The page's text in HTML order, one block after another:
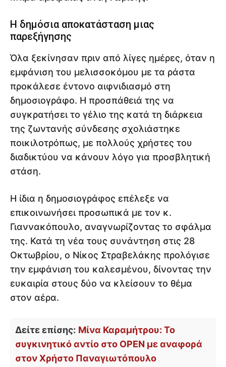
Η δημόσια αποκατάσταση μιας
παρεξήγησης
Όλα ξεκίνησαν πριν από λίγες ημέρες, όταν η
εμφάνιση του μελισσοκόμου με τα ράστα
προκάλεσε έντονο αιφνιδιασμό στη
δημοσιογράφο. Η προσπάθειά της να
συγκρατήσει το γέλιο της κατά τη διάρκεια
της ζωντανής σύνδεσης σχολιάστηκε
ποικιλοτρόπως, με πολλούς χρήστες του
διαδικτύου να κάνουν λόγο για προσβλητική
στάση.
Η ίδια η δημοσιογράφος επέλεξε να
επικοινωνήσει προσωπικά με τον κ.
Γιαννακόπουλο, αναγνωρίζοντας το σφάλμα
της. Κατά τη νέα τους συνάντηση στις 28
Οκτωβρίου, ο Νίκος Στραβελάκης προλόγισε
την εμφάνιση του καλεσμένου, δίνοντας την
ευκαιρία στους δύο να κλείσουν το θέμα
στον αέρα.
Δείτε επίσης: Μίνα Καραμήτρου: Το
συγκινητικό αντίο στο OPEN με αναφορά
στον Χρήστο Παναγιωτόπουλο